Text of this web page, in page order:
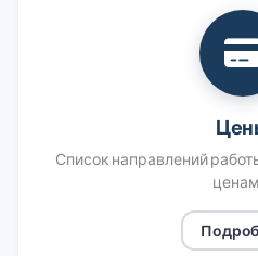
Список направлений